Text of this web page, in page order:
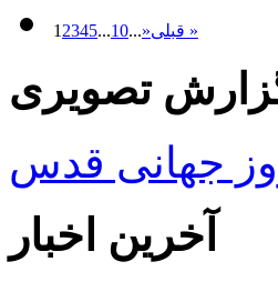
1 2345...10...» قبلی »
تصویری
جهانی قدس
آخرین اخبار